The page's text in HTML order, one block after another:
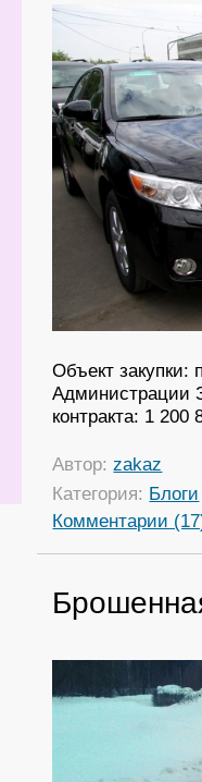
Объект закупки:
Администрации
контракта: 1 200
Автор:zakaz
Категория: Блоги
Комментарии